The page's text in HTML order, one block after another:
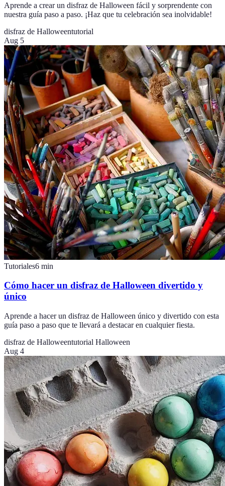
Aprende a crear un disfraz de Halloween fácil y sorprendente con
nuestra guía paso a paso. ¡Haz que tu celebración sea inolvidable!
disfraz de Halloweentutorial
Aug 5
Tutoriales6 min
Cómo hacer un disfraz de Halloween divertido y
único
Aprende a hacer un disfraz de Halloween único y divertido con esta
guía paso a paso que te llevará a destacar en cualquier fiesta.
disfraz de Halloweentutorial Halloween
Aug 4